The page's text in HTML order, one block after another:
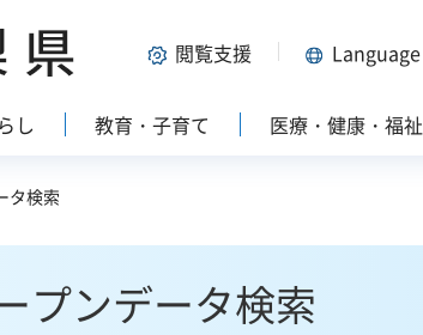
閲覧支援 Language
し 教育・子育て 医療・健康・福祉
タ検索
プンデータ検索